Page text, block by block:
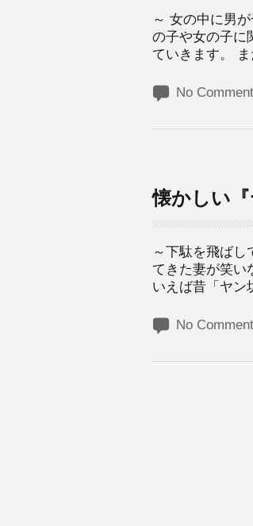
～ 女の中に男
の子や女の子に
ていきます。
No
懐かしい『
～下駄を飛ばし
てきた妻が笑い
いえば昔「ヤ
No